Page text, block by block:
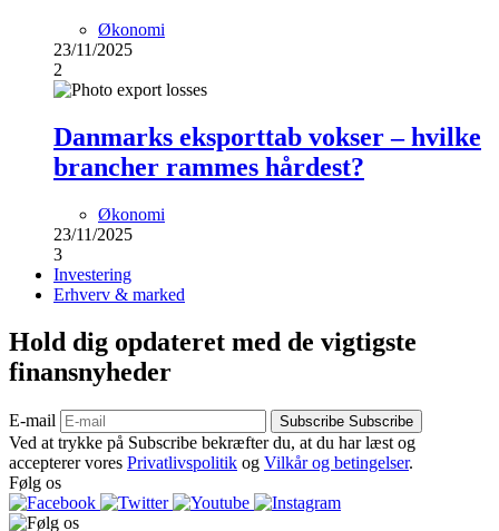
Økonomi
23/11/2025
2
Danmarks eksporttab vokser – hvilke
brancher rammes hårdest?
Økonomi
23/11/2025
3
Investering
Erhverv & marked
Hold dig opdateret med de vigtigste
finansnyheder
E-mail Subscribe Subscribe
Ved at trykke på Subscribe bekræfter du, at du har læst og
accepterer vores Privatlivspolitik og Vilkår og betingelser.
Følg os